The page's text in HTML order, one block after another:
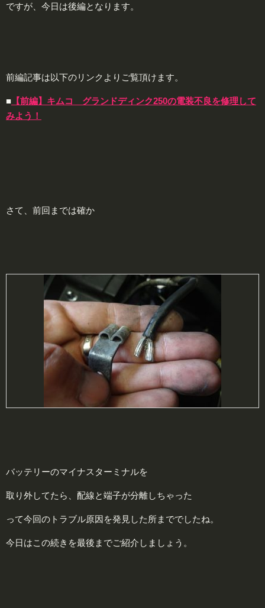
ですが、今日は後編となります。
前編記事は以下のリンクよりご覧頂けます。
■ 【前編】キムコ グランドディンク250の電装不良を修理して
みよう！
さて、前回までは確か
バッテリーのマイナスターミナルを
取り外してたら、配線と端子が分離しちゃった
って今回のトラブル原因を発見した所まででしたね。
今日はこの続きを最後までご紹介しましょう。